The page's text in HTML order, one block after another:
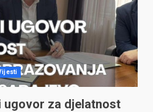
ugovor za djelatnost